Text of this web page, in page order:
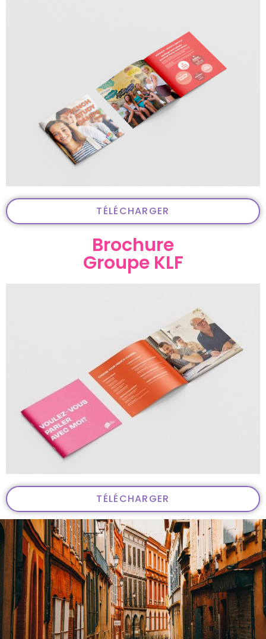
TÉLÉCHARGER
Brochure
Groupe KLF
TÉLÉCHARGER